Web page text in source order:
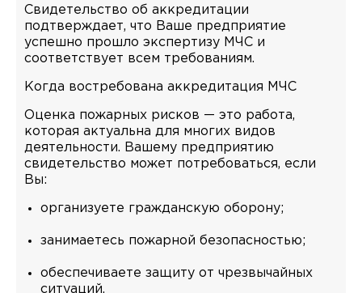
Свидетельство об аккредитации
подтверждает, что Ваше предприятие
успешно прошло экспертизу МЧС и
соответствует всем требованиям.
Когда востребована аккредитация МЧС
Оценка пожарных рисков — это работа,
которая актуальна для многих видов
деятельности. Вашему предприятию
свидетельство может потребоваться, если
Вы:
организуете гражданскую оборону;
занимаетесь пожарной безопасностью;
обеспечиваете защиту от чрезвычайных
ситуаций.